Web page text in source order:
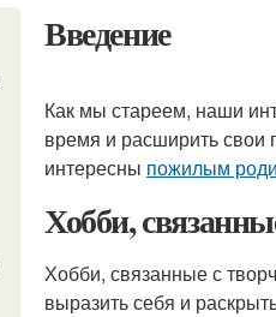
Введение
Как мы стареем, наши
время и расширить свои
интересны пожилым
Хобби,
Хобби, связанные с
выразить себя и